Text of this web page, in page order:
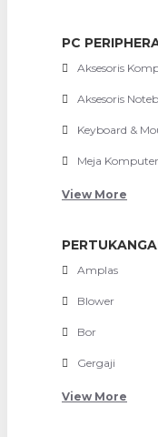
PC
Aksesoris
Aksesoris
Keyboard &
Meja Komputer
View More
Amplas
Blower
Bor
Gergaji
View More